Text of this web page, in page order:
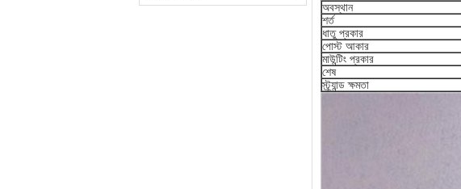
অবস্থান
শর্ত
ধাতু প্রকার
পোস্ট আকার
মাউন্টিং প্রকার
শেষ
স্ট্র্যান্ড ক্ষমতা